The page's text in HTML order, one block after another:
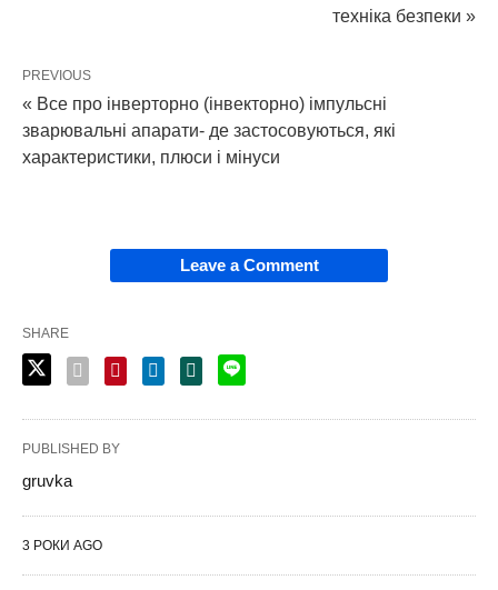
техніка безпеки »
PREVIOUS
« Все про інверторно (інвекторно) імпульсні
зварювальні апарати- де застосовуються, які
характеристики, плюси і мінуси
Leave a Comment
SHARE
PUBLISHED BY
gruvka
3 РОКИ AGO